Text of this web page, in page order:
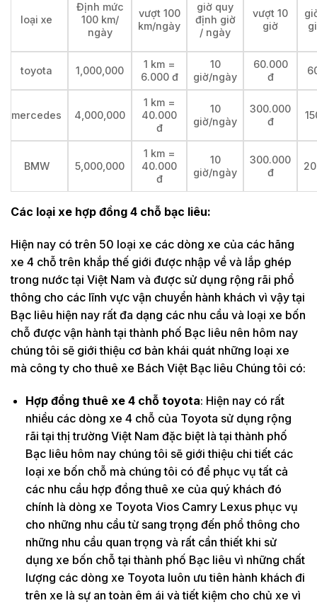
loại xe
Định mức
100 km/
ngày
vượt 100
km/ngày
giờ quy
định giờ
/ ngày
vượt 10
giờ
toyota 1,000,000
1 km =
6.000 đ
10
giờ/ngày
60.000
đ
mercedes 4,000,000
1 km =
40.000
đ
10
giờ/ngày
300.000
đ
BMW 5,000,000
1 km =
40.000
đ
10
giờ/ngày
300.000
đ
Các loại xe hợp đồng 4 chỗ bạc liêu:
Hiện nay có trên 50 loại xe các dòng xe của các hãng
xe 4 chỗ trên khắp thế giới được nhập về và lắp ghép
trong nước tại Việt Nam và được sử dụng rộng rãi phổ
thông cho các lĩnh vực vận chuyển hành khách vì vậy tại
Bạc liêu hiện nay rất đa dạng các nhu cầu và loại xe bốn
chỗ được vận hành tại thành phố Bạc liêu nên hôm nay
chúng tôi sẽ giới thiệu cơ bản khái quát những loại xe
mà công ty cho thuê xe Bách Việt Bạc liêu Chúng tôi có:
Hợp đồng thuê xe 4 chỗ toyota: Hiện nay có rất
nhiều các dòng xe 4 chỗ của Toyota sử dụng rộng
rãi tại thị trường Việt Nam đặc biệt là tại thành phố
Bạc liêu hôm nay chúng tôi sẽ giới thiệu chi tiết các
loại xe bốn chỗ mà chúng tôi có để phục vụ tất cả
các nhu cầu hợp đồng thuê xe của quý khách đó
chính là dòng xe Toyota Vios Camry Lexus phục vụ
cho những nhu cầu từ sang trọng đến phổ thông cho
những nhu cầu quan trọng và rất cần thiết khi sử
dụng xe bốn chỗ tại thành phố Bạc liêu vì những chất
lượng các dòng xe Toyota luôn ưu tiên hành khách đi
trên xe là sự an toàn êm ái và tiết kiệm cho chủ xe vì